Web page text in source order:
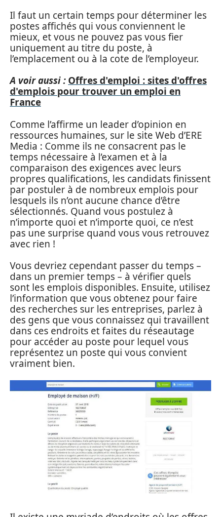
Il faut un certain temps pour déterminer les
postes affichés qui vous conviennent le
mieux, et vous ne pouvez pas vous fier
uniquement au titre du poste, à
l’emplacement ou à la cote de l’employeur.
A voir aussi : Offres d'emploi : sites d'offres
d'emplois pour trouver un emploi en
France
Comme l’affirme un leader d’opinion en
ressources humaines, sur le site Web d’ERE
Media : Comme ils ne consacrent pas le
temps nécessaire à l’examen et à la
comparaison des exigences avec leurs
propres qualifications, les candidats finissent
par postuler à de nombreux emplois pour
lesquels ils n’ont aucune chance d’être
sélectionnés. Quand vous postulez à
n’importe quoi et n’importe quoi, ce n’est
pas une surprise quand vous vous retrouvez
avec rien !
Vous devriez cependant passer du temps –
dans un premier temps – à vérifier quels
sont les emplois disponibles. Ensuite, utilisez
l’information que vous obtenez pour faire
des recherches sur les entreprises, parlez à
des gens que vous connaissez qui travaillent
dans ces endroits et faites du réseautage
pour accéder au poste pour lequel vous
représentez un poste qui vous convient
vraiment bien.